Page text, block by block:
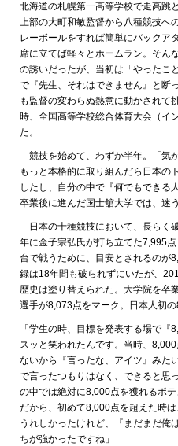
北海道の札幌第一高等学校で走高跳
上部の大町和敏監督から八種競技へ
レーボールをすれば簡単にバックア
席に立てば軽々とホームラン。そん
の誘いだったが、当初は「やったこ
で『先生、それはできません』と断
も監督の変わらぬ熱意に動かされて
時、全国高等学校総合体育大会（イ
た。
競技を始めて、わずか半年。「気
もっと本格的に取り組んだら日本の
したし、自分の中で『何でもできる
卒業後に進んだ国士舘大学では、迷
日本の十種競技において、長らく
年に金子宗弘氏が打ち立てた7,995
台で戦うために、目安とされるのが
録は18年間も破られずにいたが、
歴史は塗り替えられた。大学院を卒
選手が8,073点をマーク。日本人初
「学生の時、目標を発表する場で
スッと笑われたんです。当時、
ないから『言ったな、アイツ』みた
で言ったつもりはなく、できると思
の中では絶対に8,000点を獲れるポ
だから、初めて8,000点を超えた時
うれしかったけれど、『まだまだ俺
ちが強かったですね」